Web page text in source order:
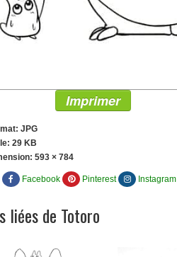
Imprimer
JPG
29 KB
593 × 784
Facebook Pinterest Instagram
liées de Totoro